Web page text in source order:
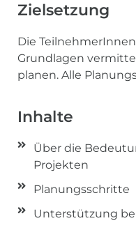
Zielsetzung
Die
Grundlagen
planen. Alle
Inhalte
Über die
Projekten
Planungsschritte
Unterstützung